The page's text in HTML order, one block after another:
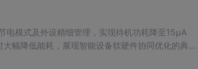
电模式及外设精细管理，实现待机功耗降至15μA
幅降低能耗，展现智能设备软硬件协同优化的典